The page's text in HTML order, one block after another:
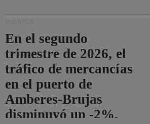
En el segundo
trimestre de 2026, el
tráfico de mercancías
en el puerto de
Amberes-Brujas
disminuyó un -2%.